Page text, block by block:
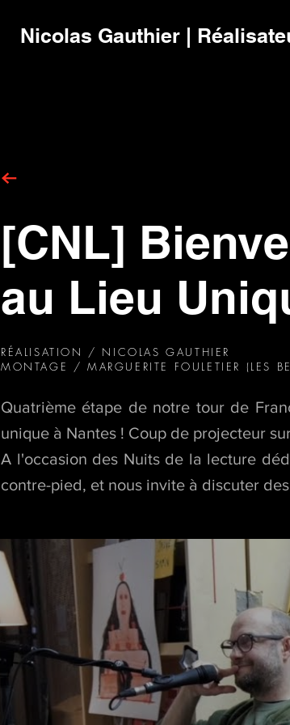
Nicolas Gauthier |
[CNL]
au Lieu
RÉALISATION / NICOLAS GAUTHIER
MONTAGE / MARGUERITE FOULETIER (LES
Quatrième étape de notre tour de
unique à Nantes ! Coup de projecteur
A l'occasion des Nuits de la lecture
contre-pied, et nous invite à discuter